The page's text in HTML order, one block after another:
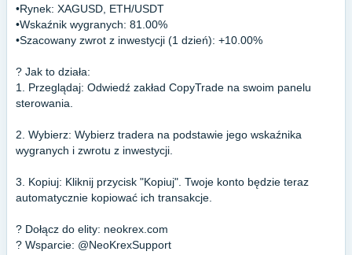
•Rynek: XAGUSD, ETH/USDT
•Wskaźnik wygranych: 81.00%
•Szacowany zwrot z inwestycji (1 dzień): +10.00%
?️ Jak to działa:
1. Przeglądaj: Odwiedź zakład CopyTrade na swoim panelu
sterowania.
2. Wybierz: Wybierz tradera na podstawie jego wskaźnika
wygranych i zwrotu z inwestycji.
3. Kopiuj: Kliknij przycisk "Kopiuj". Twoje konto będzie teraz
automatycznie kopiować ich transakcje.
? Dołącz do elity: neokrex.com
?️ Wsparcie: @NeoKrexSupport